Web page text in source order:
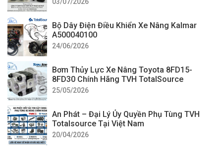
Bộ Dây Điện Điều Khiển Xe Nâng Kalmar
A500040100
24/06/2026
Bơm Thủy Lực Xe Nâng Toyota 8FD15-
8FD30 Chính Hãng TVH TotalSource
25/05/2026
An Phát – Đại Lý Ủy Quyền Phụ Tùng TVH
Totalsource Tại Việt Nam
20/04/2026